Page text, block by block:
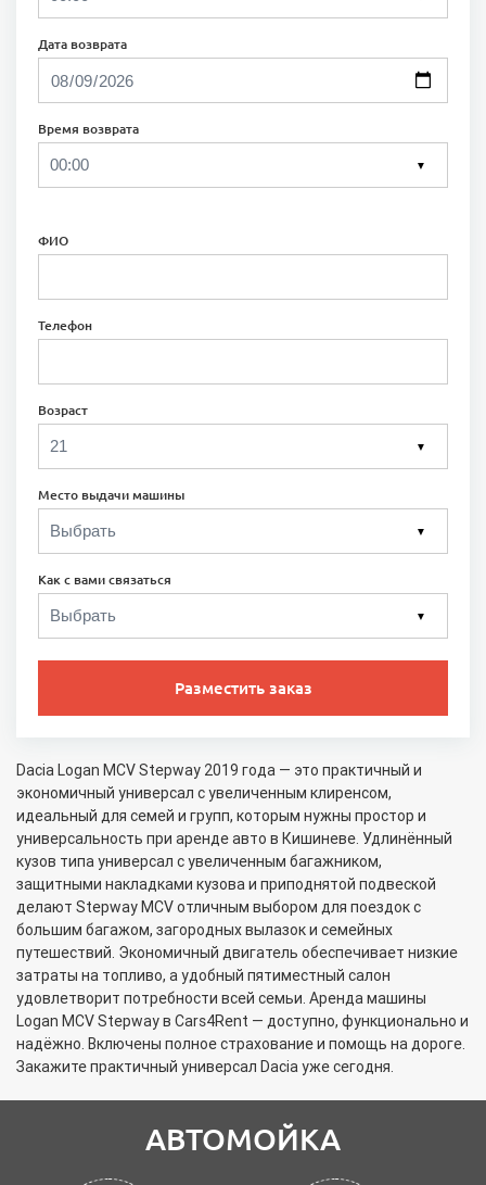
Дата возврата
Время возврата
▼
ФИО
Телефон
Возраст
▼
Место выдачи машины
▼
Как с вами связаться
▼
Разместить заказ
Dacia Logan MCV Stepway 2019 года — это практичный и
экономичный универсал с увеличенным клиренсом,
идеальный для семей и групп, которым нужны простор и
универсальность при аренде авто в Кишиневе. Удлинённый
кузов типа универсал с увеличенным багажником,
защитными накладками кузова и приподнятой подвеской
делают Stepway MCV отличным выбором для поездок с
большим багажом, загородных вылазок и семейных
путешествий. Экономичный двигатель обеспечивает низкие
затраты на топливо, а удобный пятиместный салон
удовлетворит потребности всей семьи. Аренда машины
Logan MCV Stepway в Cars4Rent — доступно, функционально и
надёжно. Включены полное страхование и помощь на дороге.
Закажите практичный универсал Dacia уже сегодня.
АВТОМОЙКА